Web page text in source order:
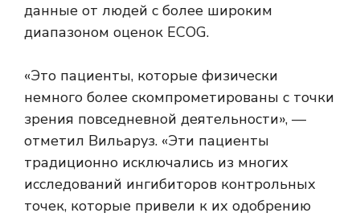
данные от людей с более широким
диапазоном оценок ECOG.
«Это пациенты, которые физически
немного более скомпрометированы с точки
зрения повседневной деятельности», —
отметил Вильаруз. «Эти пациенты
традиционно исключались из многих
исследований ингибиторов контрольных
точек, которые привели к их одобрению